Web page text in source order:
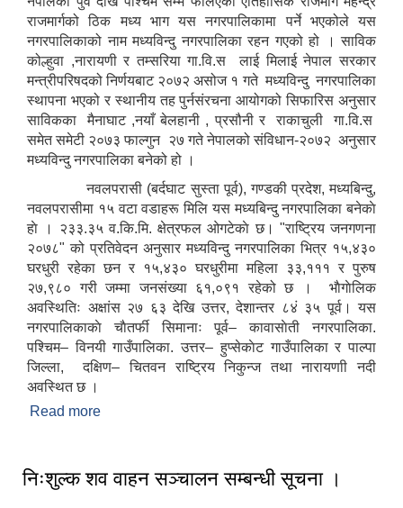
राजमार्गको ठिक मध्य भाग यस नगरपालिकामा पर्ने भएकोले यस
नगरपालिकाको नाम मध्यविन्दु नगरपालिका रहन गएको हो । साविक
कोल्हुवा ,नारायणी र तम्सरिया गा.वि.स लाई मिलाई नेपाल सरकार
मन्त्रीपरिषदको निर्णयबाट २०७२ असोज १ गते मध्यविन्दु नगरपालिका
स्थापना भएको र स्थानीय तह पुर्नसंरचना आयोगको सिफारिस अनुसार
साविकका मैनाघाट ,नयाँ बेलहानी , प्रसौनी र राकाचुली गा.वि.स
समेत समेटी २०७३ फाल्गुन २७ गते नेपालको संविधान-२०७२ अनुसार
मध्यविन्दु नगरपालिका बनेको हो ।
नवलपरासी (बर्दघाट सुस्ता पूर्व), गण्डकी प्रदेश, मध्यबिन्दु,
नवलपरासीमा १५ वटा वडाहरू मिलि यस मध्यबिन्दु नगरपालिका बनेकाे
हाे । २३३.३५ व.कि.मि. क्षेत्रफल ओगटेकाे छ। "राष्ट्रिय जनगणना
२०७८" को प्रतिवेदन अनुसार मध्यविन्दु नगरपालिका भित्र १५,४३०
घरधुरी रहेका छन र १५,४३० घरधुरीमा महिला ३३,१११ र पुरुष
२७,९८० गरी जम्मा जनसंख्या ६१,०९१ रहेको छ । भाैगाेलिक
अवस्थितिः अक्षांस २७ ६३ देखि उत्तर, देशान्तर ८४ं ३५ पूर्व। यस
नगरपालिकाकाे चाैतर्फी सिमानाः पूर्व– कावासाेती नगरपालिका.
पश्चिम– विनयी गाउँपालिका. उत्तर– हुप्सेकाेट गाउँपालिका र पाल्पा
जिल्ला, दक्षिण– चितवन राष्ट्रिय निकुन्ज तथा नारायणाी नदी
अवस्थित छ ।
Read more
निःशुल्क शव वाहन सञ्चालन सम्बन्धी सूचना ।